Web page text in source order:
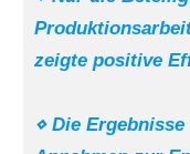
zeigte positive
⋄ Die